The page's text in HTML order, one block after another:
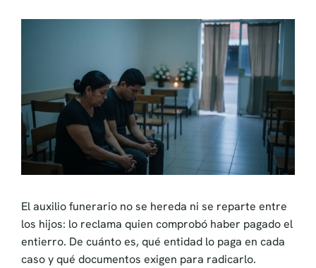
El auxilio funerario no se hereda ni se reparte entre
los hijos: lo reclama quien comprobó haber pagado el
entierro. De cuánto es, qué entidad lo paga en cada
caso y qué documentos exigen para radicarlo.